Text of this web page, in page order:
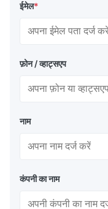
ईमेल*
फ़ोन / व्हाट्सएप
नाम
कंपनी का नाम